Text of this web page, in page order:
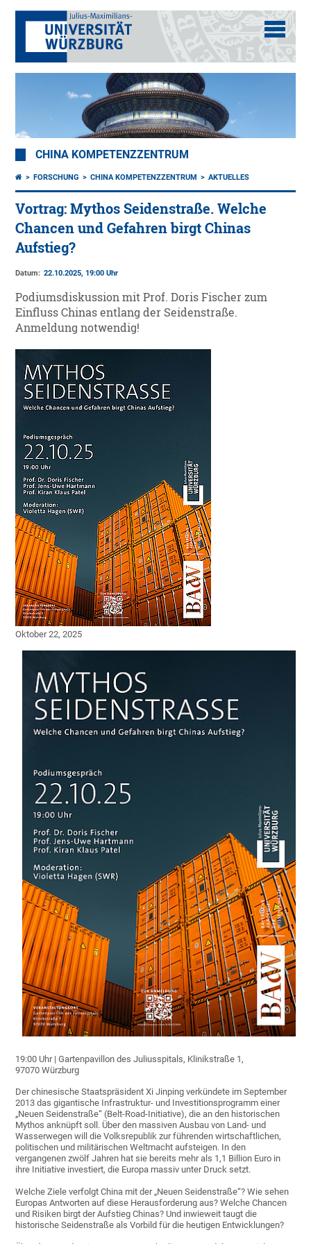
CHINA KOMPETENZZENTRUM
FORSCHUNG CHINA KOMPETENZZENTRUM AKTUELLES
Vortrag: Mythos Seidenstraße. Welche
Chancen und Gefahren birgt Chinas
Aufstieg?
Datum: 22.10.2025, 19:00 Uhr
Podiumsdiskussion mit Prof. Doris Fischer zum
Einfluss Chinas entlang der Seidenstraße.
Anmeldung notwendig!
Oktober 22, 2025
19:00 Uhr | Gartenpavillon des Juliusspitals, Klinikstraße 1,
97070 Würzburg
Der chinesische Staatspräsident Xi Jinping verkündete im September
2013 das gigantische Infrastruktur- und Investitionsprogramm einer
„Neuen Seidenstraße“ (Belt-Road-Initiative), die an den historischen
Mythos anknüpft soll. Über den massiven Ausbau von Land- und
Wasserwegen will die Volksrepublik zur führenden wirtschaftlichen,
politischen und militärischen Weltmacht aufsteigen. In den
vergangenen zwölf Jahren hat sie bereits mehr als 1,1 Billion Euro in
ihre Initiative investiert, die Europa massiv unter Druck setzt.
Welche Ziele verfolgt China mit der „Neuen Seidenstraße“? Wie sehen
Europas Antworten auf diese Herausforderung aus? Welche Chancen
und Risiken birgt der Aufstieg Chinas? Und inwieweit taugt die
historische Seidenstraße als Vorbild für die heutigen Entwicklungen?